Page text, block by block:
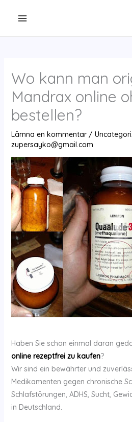
Wo kann man
Mandrax online
bestellen?
Lämna en kommentar /
zupersayko@gmail.com
Haben Sie schon einmal daran
online rezeptfrei zu kaufen?
Wir sind ein bewährter und
Medikamenten gegen chronische
Schlafstörungen, ADHS, Sucht,
in Deutschland.